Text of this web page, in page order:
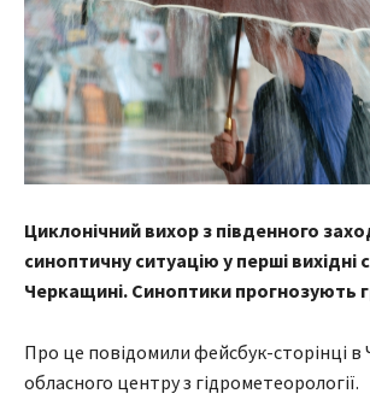
Циклонічний вихор з південного
синоптичну ситуацію у перші вихідні
Черкащині. Синоптики прогнозують
Про це повідомили фейсбук-сторінці в
обласного центру з гідрометеорології.